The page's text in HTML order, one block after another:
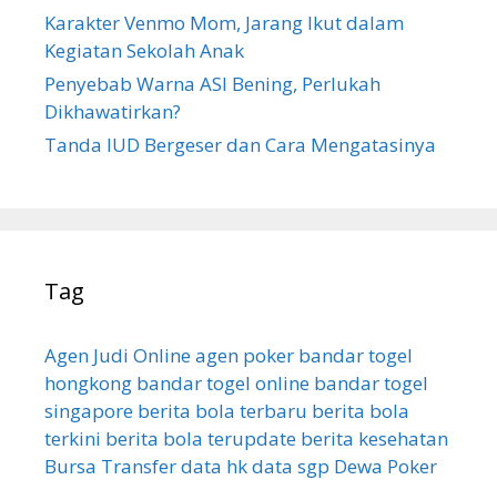
Karakter Venmo Mom, Jarang Ikut dalam
Kegiatan Sekolah Anak
Penyebab Warna ASI Bening, Perlukah
Dikhawatirkan?
Tanda IUD Bergeser dan Cara Mengatasinya
Tag
Agen Judi Onlineagen poker bandar togel
hongkong bandar togel online bandar togel
singapore berita bola terbaru berita bola
terkini berita bola terupdate berita kesehatan
Bursa Transferdata hkdata sgp Dewa Poker